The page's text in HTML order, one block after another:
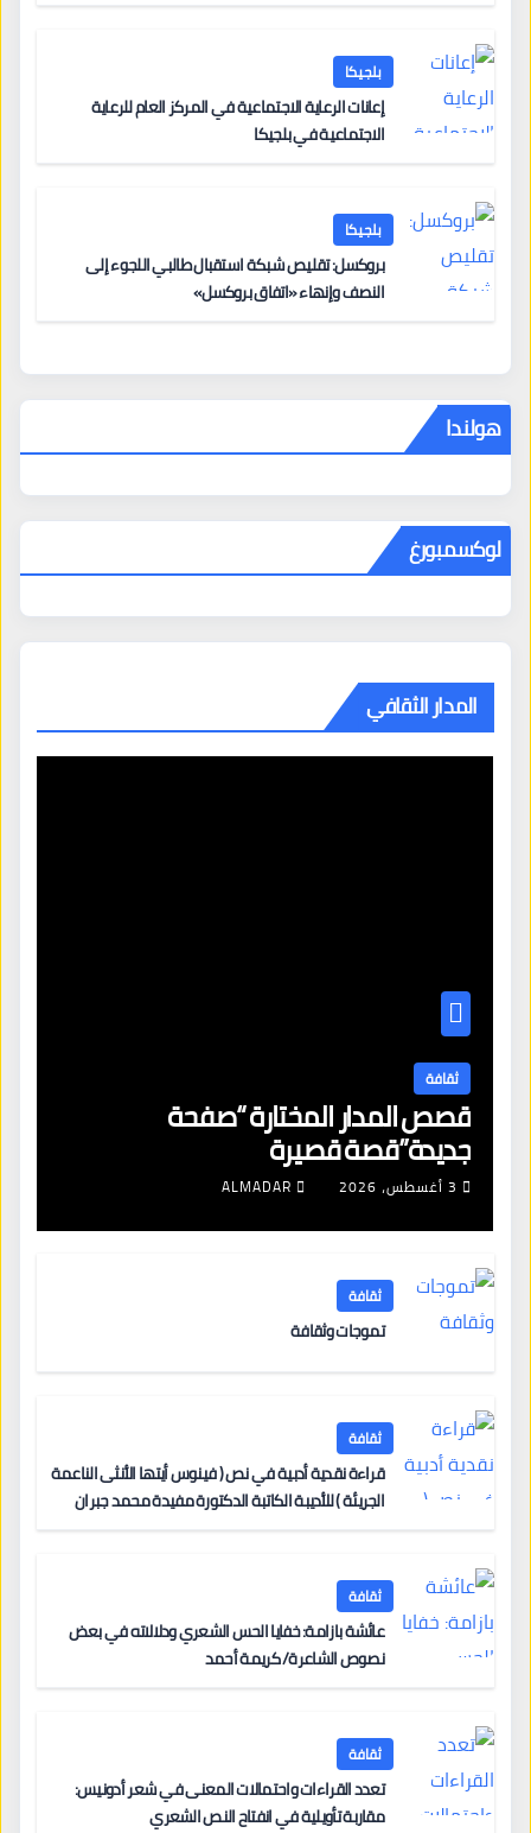
بلجيكا
إعانات الرعاية الاجتماعية في المركز العام للرعاية
الاجتماعية في بلجيكا
بلجيكا
بروكسل: تقليص شبكة استقبال طالبي اللجوء إلى
النصف وإنهاء «اتفاق بروكسل»
هولندا
لوكسمبورغ
المدار الثقافي
ثقافة
قصص المدار المختارة “صفحة
جديدة”قصة قصيرة
3 أغسطس، 2026 ALMADAR
ثقافة
تموجات وثقافة
ثقافة
قراءة نقدية أدبية في نص ( فينوس أيتها الأنثى الناعمة
الجريئة ) للأديبة الكاتبة الدكتورة مفيدة محمد جبران
ثقافة
عائشة بازامة: خفايا الحس الشعري ودلالاته في بعض
نصوص الشاعرة/ كريمة أحمد
ثقافة
تعدد القراءات واحتمالات المعنى في شعر أدونيس:
مقاربة تأويلية في انفتاح النص الشعري